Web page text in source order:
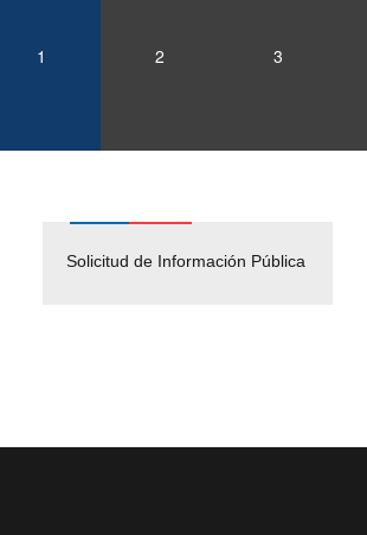
1 2 3
Solicitud de Información Pública
Proveedores
Empleos Públicos